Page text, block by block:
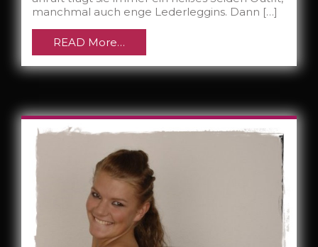
manchmal auch enge Lederleggins. Dann […]
READ More…